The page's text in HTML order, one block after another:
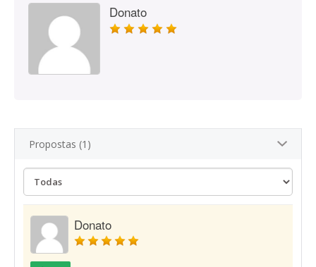
Donato
Propostas (1)
Donato